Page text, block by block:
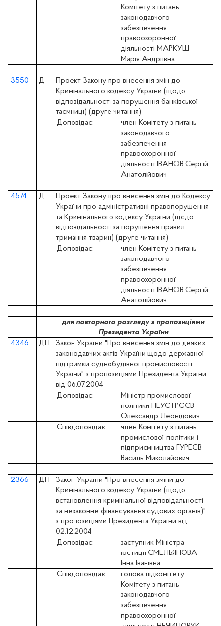
Комітету з питань
законодавчого
забезпечення
правоохоронної
діяльності МАРКУШ
Марія Андріївна
3550 Д
Проект Закону про внесення змін до
Кримінального кодексу України (щодо
відповідальності за порушення банківської
таємниці) (друге читання)
Доповідає:
член Комітету з питань
законодавчого
забезпечення
правоохоронної
діяльності ІВАНОВ Сергій
Анатолійович
4574 Д
Проект Закону про внесення змін до Кодексу
України про адміністративні правопорушення
та Кримінального кодексу України (щодо
відповідальності за порушення правил
тримання тварин) (друге читання)
Доповідає:
член Комітету з питань
законодавчого
забезпечення
правоохоронної
діяльності ІВАНОВ Сергій
Анатолійович
для повторного розгляду з пропозиціями
Президента України
4346
ДП
Закон України "Про внесення змін до деяких
законодавчих актів України щодо державної
підтримки суднобудівної промисловості
України" з пропозиціями Президента України
від 06.07.2004
Доповідає:
Міністр промислової
політики НЕУСТРОЄВ
Олександр Леонідович
Співдоповідає:
член Комітету з питань
промислової політики і
підприємництва ГУРЕЄВ
Василь Миколайович
2366 ДП
Закон України "Про внесення зміни до
Кримінального кодексу України (щодо
встановлення кримінальної відповідальності
за незаконне фінансування судових органів)"
з пропозиціями Президента України від
02.12.2004
Доповідає:
заступник Міністра
юстиції ЄМЕЛЬЯНОВА
Інна Іванівна
Співдоповідає:
голова підкомітету
Комітету з питань
законодавчого
забезпечення
правоохоронної